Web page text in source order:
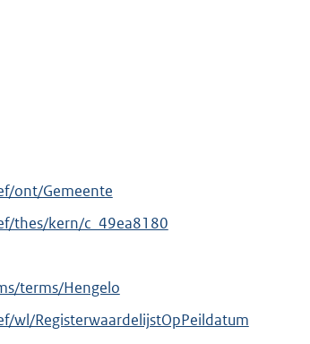
ont/Gemeente
thes/kern/c_49ea8180
terms/Hengelo
RegisterwaardelijstOpPeildatum